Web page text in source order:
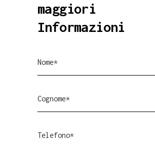
maggiori
Informazioni